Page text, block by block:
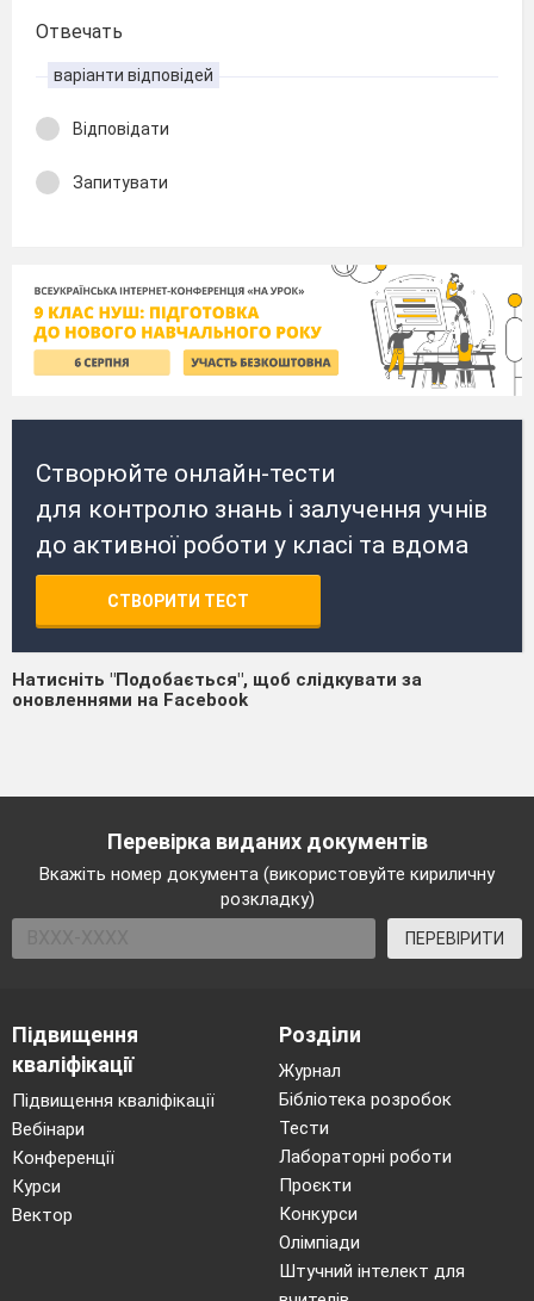
Отвечать
варіанти відповідей
Відповідати
Запитувати
Створюйте онлайн-тести
для контролю знань і залучення учнів
до активної роботи у класі та вдома
СТВОРИТИ ТЕСТ
Натисніть "Подобається", щоб слідкувати за
оновленнями на Facebook
Перевірка виданих документів
Вкажіть номер документа (використовуйте кириличну
розкладку)
ПЕРЕВІРИТИ
Підвищення
кваліфікації
Підвищення кваліфікації
Вебінари
Конференції
Курси
Вектор
Розділи
Журнал
Бібліотека розробок
Тести
Лабораторні роботи
Проєкти
Конкурси
Олімпіади
Штучний інтелект для